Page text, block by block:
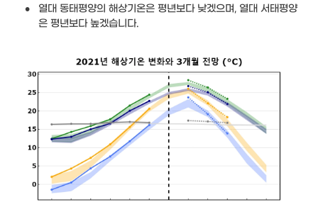
•
열대 동태평양의 해상기온은 평년보다 낮겠으며, 열대 서태평양
은 평년보다 높겠습니다.